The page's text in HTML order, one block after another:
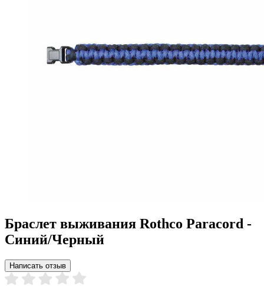
Браслет выживания Rothco Paracord -
Синий/Черный
Написать отзыв